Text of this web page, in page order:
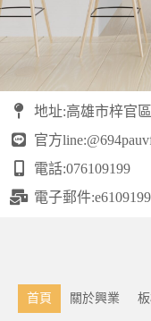
地址:高雄市梓官
官方
電話:076109199
電子郵件:
首頁 關於興業